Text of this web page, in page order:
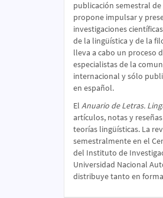
publicación semestral
propone impulsar y
investigaciones
de la lingüística y de la
lleva a cabo un proceso
especialistas de la
internacional y sólo
en español.
El Anuario de Letras.
artículos, notas y
teorías lingüísticas. La
semestralmente en el
del Instituto de
Universidad Nacional
distribuye tanto en